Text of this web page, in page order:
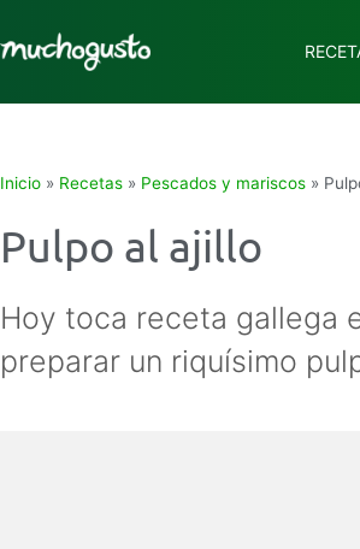
Inicio » Recetas » Pescados y mariscos »
Pulpo al ajillo
Hoy toca receta gallega
preparar un riquísimo